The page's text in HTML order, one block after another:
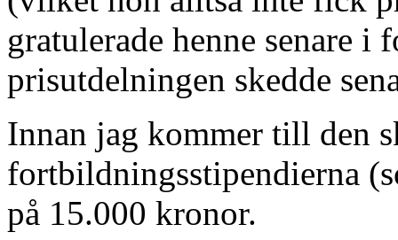
gratulerade henne senare
prisutdelningen skedde
Innan jag kommer till den
fortbildningsstipendierna
på 15.000 kronor.